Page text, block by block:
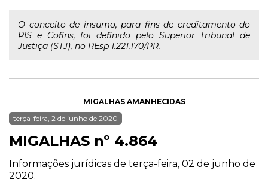
O conceito de insumo, para fins de creditamento do
PIS e Cofins, foi definido pelo Superior Tribunal de
Justiça (STJ), no REsp 1.221.170/PR.
MIGALHAS AMANHECIDAS
terça-feira, 2 de junho de 2020
MIGALHAS nº 4.864
Informações jurídicas de terça-feira, 02 de junho de
2020.